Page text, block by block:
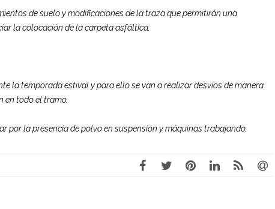
de suelo y modificaciones de la traza que permitirán una
la colocación de la carpeta asfáltica.
la temporada estival y para ello se van a realizar desvíos de manera
en todo el tramo.
por la presencia de polvo en suspensión y máquinas trabajando.